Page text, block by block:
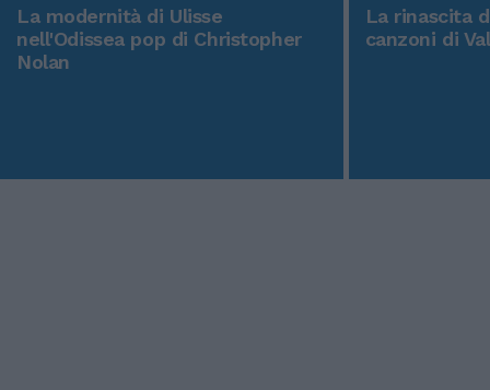
La modernità di Ulisse
nell'Odissea pop di Christopher
Nolan
La rinascita
canzoni di